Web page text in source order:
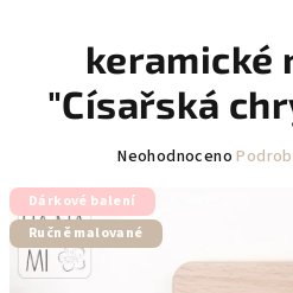
keramické
"Císařská
Průměrné
produktu
je
0,0
Neohodnoceno
Dárkové balení
Ručně malované